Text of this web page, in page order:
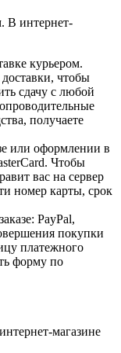
В интернет-
курьером.
чтобы
сдачу с любой
получаете
или оформлении в
Чтобы
вас на сервер
номер карты, срок
PayPal,
покупки
платежного
форму по
магазине